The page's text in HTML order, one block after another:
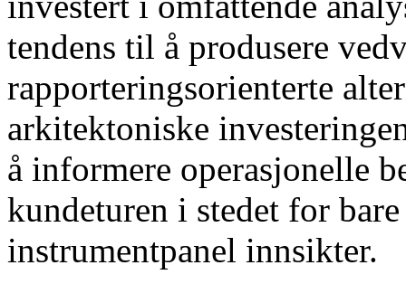
tendens til å produsere
rapporteringsorienterte
arkitektoniske
å informere operasjonelle
kundeturen i stedet for
instrumentpanel innsikter.